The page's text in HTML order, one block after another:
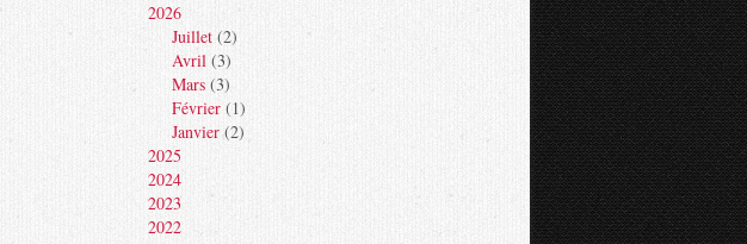
2026
Juillet (2)
Avril (3)
Mars (3)
Février (1)
Janvier (2)
2025
2024
2023
2022